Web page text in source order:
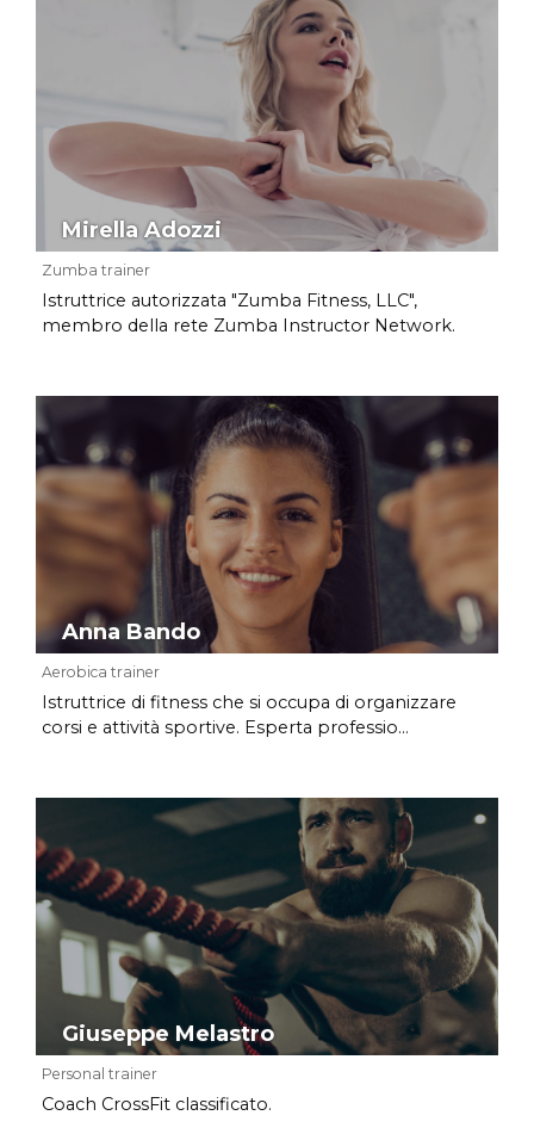
Mirella Adozzi
Zumba trainer
Istruttrice autorizzata "Zumba Fitness, LLC",
membro della rete Zumba Instructor Network.
Anna Bando
Aerobica trainer
Istruttrice di fitness che si occupa di organizzare
corsi e attività sportive. Esperta professio...
Giuseppe Melastro
Personal trainer
Coach CrossFit classificato.